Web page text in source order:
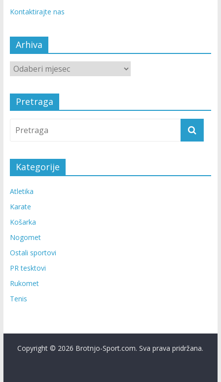
Kontaktirajte nas
Arhiva
Pretraga
Kategorije
Atletika
Karate
Košarka
Nogomet
Ostali sportovi
PR tesktovi
Rukomet
Tenis
Copyright © 2026 Brotnjo-Sport.com. Sva prava pridržana.